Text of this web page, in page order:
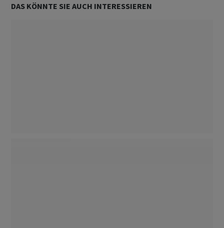
DAS KÖNNTE SIE AUCH INTERESSIEREN